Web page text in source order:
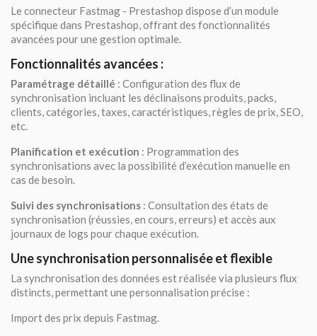
Le connecteur Fastmag - Prestashop dispose d’un module
spécifique dans Prestashop, offrant des fonctionnalités
avancées pour une gestion optimale.
Fonctionnalités avancées :
Paramétrage détaillé : Configuration des flux de
synchronisation incluant les déclinaisons produits, packs,
clients, catégories, taxes, caractéristiques, règles de prix, SEO,
etc.
Planification et exécution : Programmation des
synchronisations avec la possibilité d’exécution manuelle en
cas de besoin.
Suivi des synchronisations : Consultation des états de
synchronisation (réussies, en cours, erreurs) et accès aux
journaux de logs pour chaque exécution.
Une synchronisation personnalisée et flexible
La synchronisation des données est réalisée via plusieurs flux
distincts, permettant une personnalisation précise :
Import des prix depuis Fastmag.